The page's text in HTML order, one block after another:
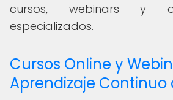
cursos, webinars y
especializados.
Cursos Online y
Aprendizaje Continuo